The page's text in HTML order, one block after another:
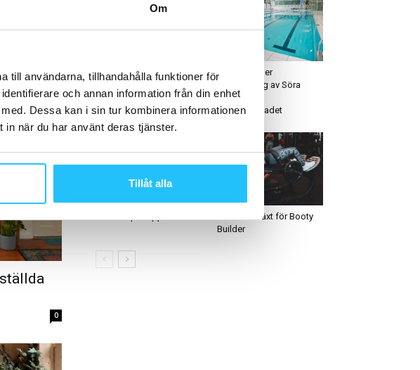
Om
till användarna, tillhandahålla funktioner för
och annan information från din enhet
Dessa kan i sin tur kombinera informationen
in när du har använt deras tjänster.
Tillåt alla
0
SATS lanserar nytt HIIT-
Medley vinner
upphandling av Söra
simhall och
Solskiftesbadet
Massiv tillväxt för Booty
Builder